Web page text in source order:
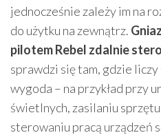
jednocześnie zależy im na
do użytku na zewnątrz.
pilotem Rebel zdalnie
sprawdzi się tam, gdzie liczy
wygoda – na przykład przy
świetlnych, zasilaniu
sterowaniu pracą urządzeń